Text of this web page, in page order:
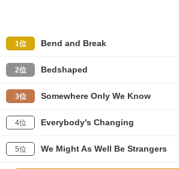
1位 Bend and Break
2位 Bedshaped
3位 Somewhere Only We Know
4位 Everybody's Changing
5位 We Might As Well Be Strangers